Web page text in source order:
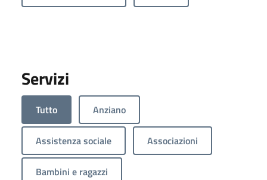
Servizi
Tutto Anziano
Assistenza sociale Associazioni
Bambini e ragazzi